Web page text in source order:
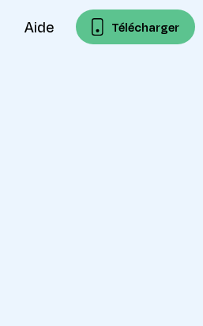
Aide Télécharger